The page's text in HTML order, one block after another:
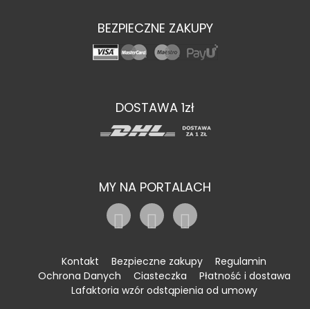
BEZPIECZNE ZAKUPY
DOSTAWA 1zł
MY NA PORTALACH
Kontakt Bezpieczne zakupy
Regulamin
Ochrona Danych
Ciasteczka
Płatność i dostawa
Lafaktoria wzór odstąpienia od umowy